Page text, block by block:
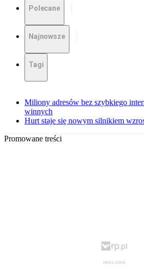
Polecane
Najnowsze
Tagi
Miliony adresów bez szybkiego
winnych
Hurt staje się nowym silnikiem
Promowane treści